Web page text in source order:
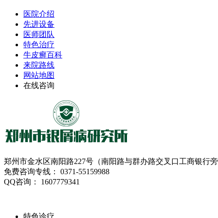
医院介绍
先进设备
医师团队
特色治疗
牛皮癣百科
来院路线
网站地图
在线咨询
郑州市金水区南阳路227号（南阳路与群办路交叉口工商银行
免费咨询专线： 0371-55159988
QQ咨询： 1607779341
特色诊疗